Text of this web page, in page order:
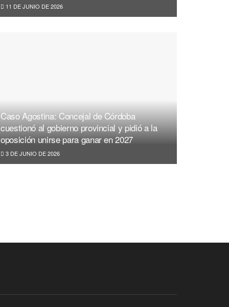
11 DE JUNIO DE 2026
Caso Agostina: Concejal de Córdoba
cuestionó al gobierno provincial y pidió a la
oposición unirse para ganar en 2027
3 DE JUNIO DE 2026